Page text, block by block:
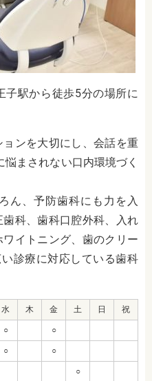
子駅から徒歩5分の場所に
ンを大切にし、会話を重
まされない口内環境づく
ん、予防歯科にも力を入
科、歯科口腔外科、入れ
イトニング、歯のクリー
診療に対応している歯科
水 木 金 土 日 祝
○ ○
○ ○
○